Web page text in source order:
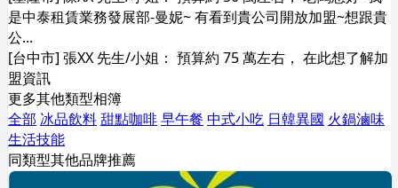
是中泰租賃業務發展部-曼妮~ 有看到貴公司開放加盟~想跟貴
公...
[台中市] 張XX 先生/小姐： 預算約 75 萬左右， 在此想了解加
盟資訊
更多其他類型相簿
全部 冰品飲料甜點咖啡早午餐 中式小吃 日韓異國 火鍋滷味
生活技能
同類型其他品牌推薦